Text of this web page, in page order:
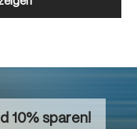
10% sparen!